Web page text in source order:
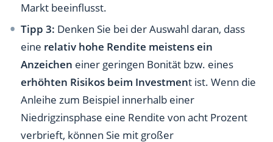
Markt beeinflusst.
Tipp 3: Denken Sie bei der Auswahl daran, dass
eine relativ hohe Rendite meistens ein
Anzeichen einer geringen Bonität bzw. eines
erhöhten Risikos beim Investment ist. Wenn die
Anleihe zum Beispiel innerhalb einer
Niedrigzinsphase eine Rendite von acht Prozent
verbrieft, können Sie mit großer